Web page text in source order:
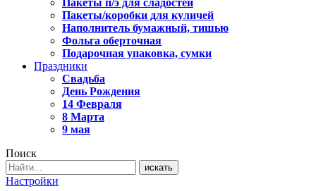
Пакеты п/э для сладостей
Пакеты/коробки для куличей
Наполнитель бумажный, тишью
Фольга оберточная
Подарочная упаковка, сумки
Праздники
Свадьба
День Рождения
14 Февраля
8 Марта
9 мая
Поиск
искать
Настройки